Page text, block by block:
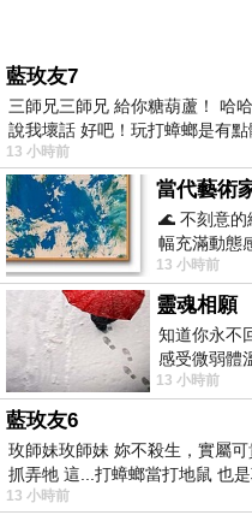
藍玫友7
三師兄三師兄 給你糖葫蘆！ 哈
說我壞話 好吧！玩打蟑螂是有
13 小時前
🌊 不刻意的
幅充滿動態
藍色顏料在
13 小時前
靈魂相願
知道你永不
感受微弱體
此刻忍淚說
13 小時前
藍玫友6
玫師妹玫師妹 妳不殺生，實屬
抓弄牠 這...打蟑螂當打地鼠 也
13 小時前